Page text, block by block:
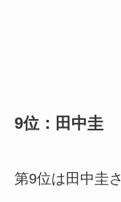
9位：田中圭
第9位は田中圭さ